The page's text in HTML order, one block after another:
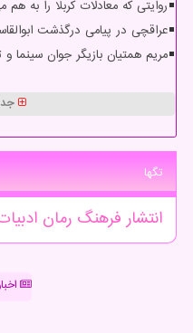
روایتی که معادلات کربلا را به هم
عراقچی در پیامی درگذشت
مریم همتیان بازیگر جوان سینما
تگها
انتشار فرهنگ رمان